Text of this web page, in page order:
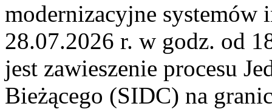
modernizacyjne
28.07.2026 r. w godz. od
jest zawieszenie procesu
Bieżącego (SIDC) na